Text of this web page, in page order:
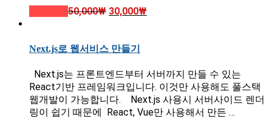
50,000₩ 30,000₩
Next.js로 웹서비스 만들기
Next.js는 프론트엔드부터 서버까지 만들 수 있는
React기반 프레임워크입니다. 이것만 사용해도 풀스택
웹개발이 가능합니다. Next.js 사용시 서버사이드 렌더
링이 쉽기 때문에 React, Vue만 사용해서 만든 …